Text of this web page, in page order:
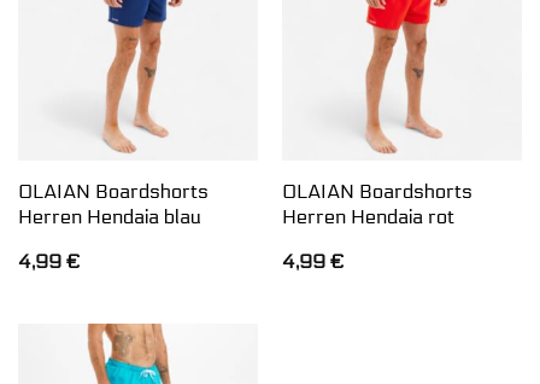
OLAIAN Boardshorts
Herren Hendaia blau
4,99 €
OLAIAN Boardshorts
Herren Hendaia rot
4,99 €